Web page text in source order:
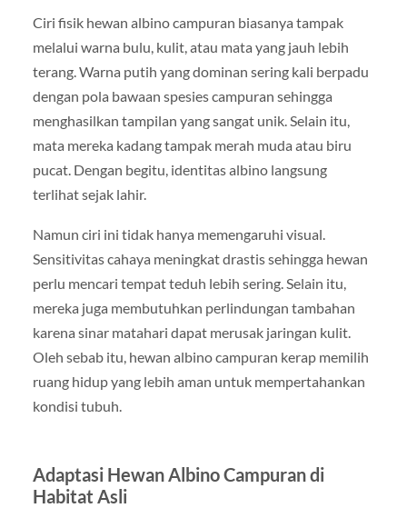
Ciri fisik hewan albino campuran biasanya tampak
melalui warna bulu, kulit, atau mata yang jauh lebih
terang. Warna putih yang dominan sering kali berpadu
dengan pola bawaan spesies campuran sehingga
menghasilkan tampilan yang sangat unik. Selain itu,
mata mereka kadang tampak merah muda atau biru
pucat. Dengan begitu, identitas albino langsung
terlihat sejak lahir.
Namun ciri ini tidak hanya memengaruhi visual.
Sensitivitas cahaya meningkat drastis sehingga hewan
perlu mencari tempat teduh lebih sering. Selain itu,
mereka juga membutuhkan perlindungan tambahan
karena sinar matahari dapat merusak jaringan kulit.
Oleh sebab itu, hewan albino campuran kerap memilih
ruang hidup yang lebih aman untuk mempertahankan
kondisi tubuh.
Adaptasi Hewan Albino Campuran di
Habitat Asli